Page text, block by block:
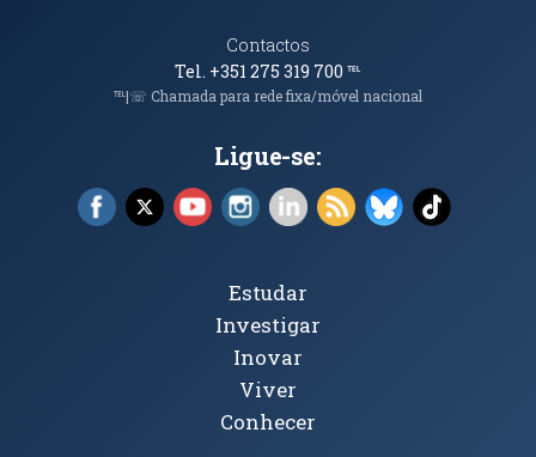
Contactos
Tel. +351 275 319 700℡
℡|☏ Chamada para rede fixa/móvel nacional
Ligue-se:
Facebook (abre em nova janela)
X (abre em nova janela)
YouTube (abre em nova janela)
Instagram (abre em nova janela)
LinkedIn (abre em nova
RSS (abre em nova
Bluesky (abre
TikTok
Tópicos Principais
Estudar
Investigar
Inovar
Viver
Conhecer